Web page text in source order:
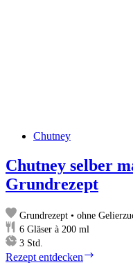
Chutney
Chutney selber
Grundrezept
Grundrezept • ohne
6 Gläser à 200 ml
3 Stunden
Std.
Rezept entdecken